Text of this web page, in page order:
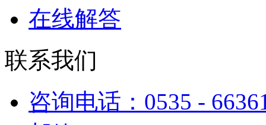
在线解答
联系我们
咨询电话：0535 -